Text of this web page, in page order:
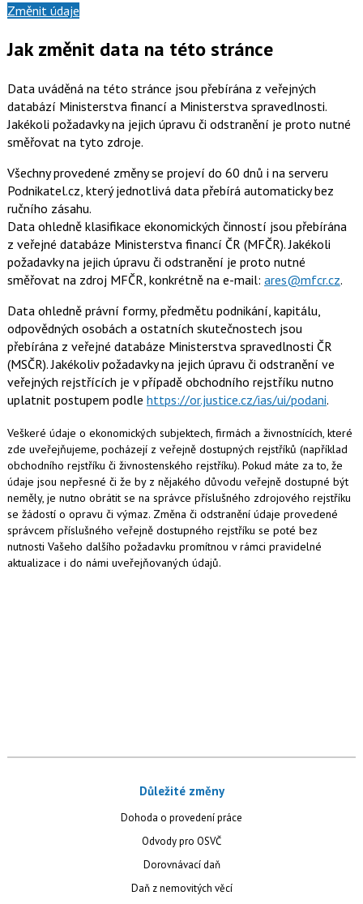
Změnit údaje
Jak změnit data na této stránce
Data uváděná na této stránce jsou přebírána z veřejných
databází Ministerstva financí a Ministerstva spravedlnosti.
Jakékoli požadavky na jejich úpravu či odstranění je proto nutné
směřovat na tyto zdroje.
Všechny provedené změny se projeví do 60 dnů i na serveru
Podnikatel.cz, který jednotlivá data přebírá automaticky bez
ručního zásahu.
Data ohledně klasifikace ekonomických činností jsou přebírána
z veřejné databáze Ministerstva financí ČR (MFČR). Jakékoli
požadavky na jejich úpravu či odstranění je proto nutné
směřovat na zdroj MFČR, konkrétně na e-mail: ares@mfcr.cz.
Data ohledně právní formy, předmětu podnikání, kapitálu,
odpovědných osobách a ostatních skutečnostech jsou
přebírána z veřejné databáze Ministerstva spravedlnosti ČR
(MSČR). Jakékoliv požadavky na jejich úpravu či odstranění ve
veřejných rejstřících je v případě obchodního rejstříku nutno
uplatnit postupem podle https://or.justice.cz/ias/ui/podani.
Veškeré údaje o ekonomických subjektech, firmách a živnostnících, které
zde uveřejňujeme, pocházejí z veřejně dostupných rejstříků (například
obchodního rejstříku či živnostenského rejstříku). Pokud máte za to, že
údaje jsou nepřesné či že by z nějakého důvodu veřejně dostupné být
neměly, je nutno obrátit se na správce příslušného zdrojového rejstříku
se žádostí o opravu či výmaz. Změna či odstranění údaje provedené
správcem příslušného veřejně dostupného rejstříku se poté bez
nutnosti Vašeho dalšího požadavku promítnou v rámci pravidelné
aktualizace i do námi uveřejňovaných údajů.
Důležité změny
Dohoda o provedení práce
Odvody pro OSVČ
Dorovnávací daň
Daň z nemovitých věcí